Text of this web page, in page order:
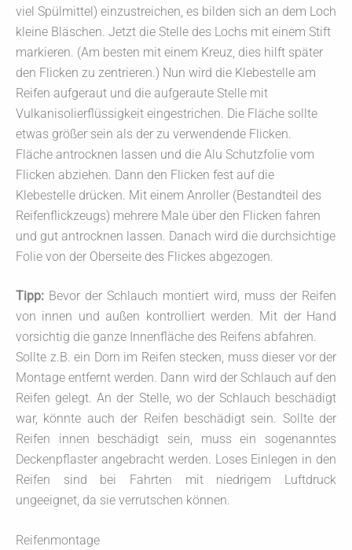
viel Spülmittel) einzustreichen, es bilden sich an dem Loch
kleine Bläschen. Jetzt die Stelle des Lochs mit einem Stift
markieren. (Am besten mit einem Kreuz, dies hilft später
den Flicken zu zentrieren.) Nun wird die Klebestelle am
Reifen aufgeraut und die aufgeraute Stelle mit
Vulkanisolierflüssigkeit eingestrichen. Die Fläche sollte
etwas größer sein als der zu verwendende Flicken.
Fläche antrocknen lassen und die Alu Schutzfolie vom
Flicken abziehen. Dann den Flicken fest auf die
Klebestelle drücken. Mit einem Anroller (Bestandteil des
Reifenflickzeugs) mehrere Male über den Flicken fahren
und gut antrocknen lassen. Danach wird die durchsichtige
Folie von der Oberseite des Flickes abgezogen.
Tipp: Bevor der Schlauch montiert wird, muss der Reifen
von innen und außen kontrolliert werden. Mit der Hand
vorsichtig die ganze Innenfläche des Reifens abfahren.
Sollte z.B. ein Dorn im Reifen stecken, muss dieser vor der
Montage entfernt werden. Dann wird der Schlauch auf den
Reifen gelegt. An der Stelle, wo der Schlauch beschädigt
war, könnte auch der Reifen beschädigt sein. Sollte der
Reifen innen beschädigt sein, muss ein sogenanntes
Deckenpflaster angebracht werden. Loses Einlegen in den
Reifen sind bei Fahrten mit niedrigem Luftdruck
ungeeignet, da sie verrutschen können.
Reifenmontage